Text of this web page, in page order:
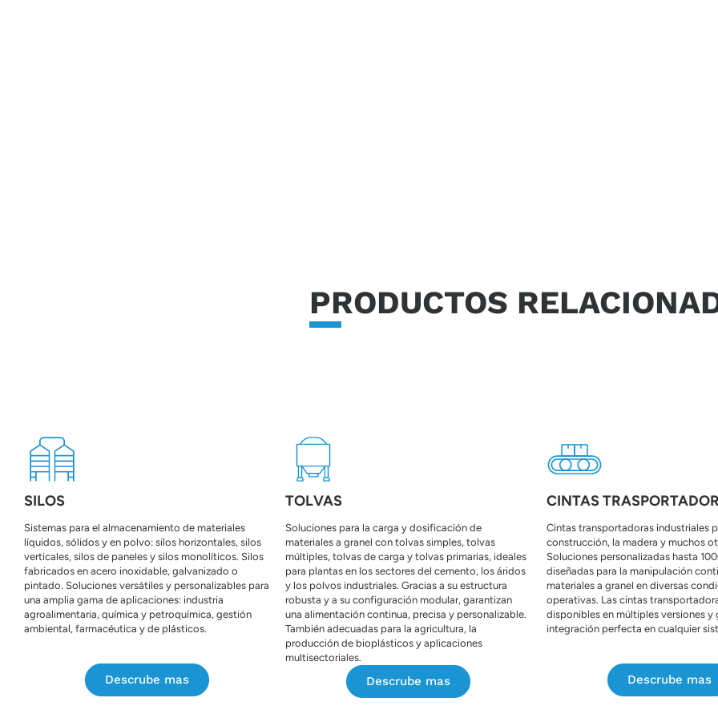
PRODUCTOS
SILOS
Sistemas para el almacenamiento de materiales
líquidos, sólidos y en polvo: silos horizontales, silos
verticales, silos de paneles y silos monolíticos. Silos
fabricados en acero inoxidable, galvanizado o
pintado. Soluciones versátiles y personalizables para
una amplia gama de aplicaciones: industria
agroalimentaria, química y petroquímica, gestión
ambiental, farmacéutica y de plásticos.
Descrube mas
TOLVAS
Soluciones para la carga y dosificación de
materiales a granel con tolvas simples, tolvas
múltiples, tolvas de carga y tolvas primarias, ideales
para plantas en los sectores del cemento, los áridos
y los polvos industriales. Gracias a su estructura
robusta y a su configuración modular, garantizan
una alimentación continua, precisa y personalizable.
También adecuadas para la agricultura, la
producción de bioplásticos y aplicaciones
multisectoriales.
Descrube mas
CINTAS
Cintas transportadoras industriales
construcción, la madera y muchos
Soluciones personalizadas hasta
diseñadas para la manipulación
materiales a granel en diversas
operativas. Las cintas
disponibles en múltiples versiones y
integración perfecta en cualquier
Descrube mas